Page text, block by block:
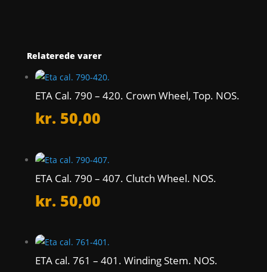
Relaterede varer
ETA Cal. 790 – 420. Crown Wheel, Top. NOS.
kr. 50,00
ETA Cal. 790 – 407. Clutch Wheel. NOS.
kr. 50,00
ETA cal. 761 – 401. Winding Stem. NOS.